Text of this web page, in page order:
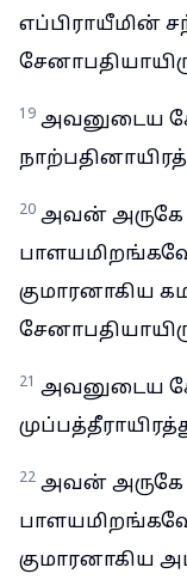
எப்பிராயீமின்
19 அவனுடைய
20 அவன் அருகே
குமாரனாகிய
21 அவனுடைய
22 அவன் அருகே
குமாரனாகிய